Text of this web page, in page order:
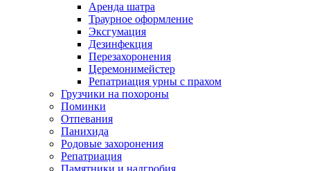
Аренда шатра
Траурное оформление
Эксгумация
Дезинфекция
Перезахоронения
Церемонимейстер
Репатриация урны с прахом
Грузчики на похороны
Поминки
Отпевания
Панихида
Родовые захоронения
Репатриация
Памятники и надгробия